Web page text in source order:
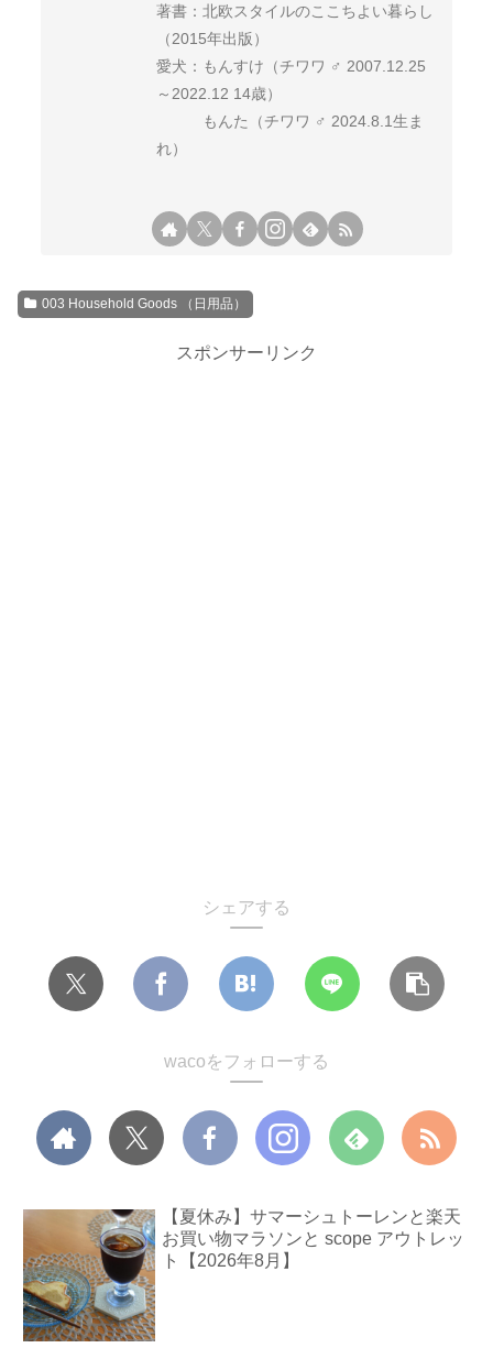
著書：北欧スタイルのここちよい暮らし
（2015年出版）
愛犬：もんすけ（チワワ ♂ 2007.12.25
～2022.12 14歳）
もんた（チワワ ♂ 2024.8.1生ま
れ）
003 Household Goods （日用品）
スポンサーリンク
シェアする
wacoをフォローする
【夏休み】サマーシュトーレンと楽天
お買い物マラソンと scope アウトレッ
ト【2026年8月】